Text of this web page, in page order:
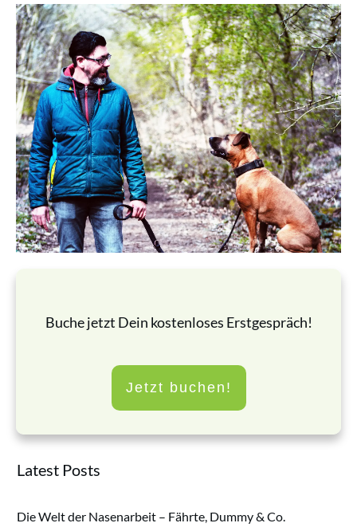
Buche jetzt Dein kostenloses Erstgespräch!
Jetzt buchen!
Latest Posts
Die Welt der Nasenarbeit – Fährte, Dummy & Co.